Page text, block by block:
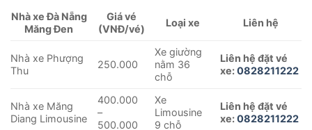
Nhà xe Đà Nẵng
Măng Đen
Giá vé
(VNĐ/vé)
Loại xe Liên hệ
Nhà xe Phượng
Thu
250.000
Xe giường
nằm 36
chỗ
Liên hệ đặt vé
xe:0828211222
Nhà xe Măng
Diang Limousine
400.000
–
500.000
Xe
Limousine
9 chỗ
Liên hệ đặt vé
xe:0828211222